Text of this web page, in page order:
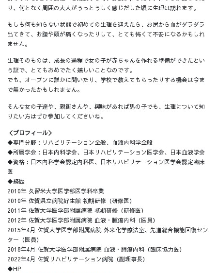
り、何となく周囲の大人がうっとうしく感じだした頃に生理は訪れます。
もしも何も知らない状態で初めての生理を迎えたら、お尻から血がダラダラ
出てきて、お腹や頭が痛くなったりして、とても怖くて不安になるかもしれ
ません。
生理そのものは、成長の過程で女の子が赤ちゃんを作れる準備ができたとい
う証で、とてもおめでたく嬉しいことなのです。
でも、オープンに誰かに聞いたり、学校で教えてもらったりする機会は今ま
で無かったかもしれません。
そんな女の子達や、親御さんや、興味があれば男の子でも、生理について知
りたい方はぜひ参加してくださいね。
＜プロフィール＞
◆専門分野：リハビリテーション全般、血液内科学全般
◆所属学会：日本内科学会、日本リハビリテーション医学会、日本血液学会
◆資格：日本内科学会認定内科医、日本リハビリテーション医学会認定臨床
医
◆経歴
2010年 久留米大学医学部医学科卒業
2010年 佐賀県立病院好生館 初期研修（研修医）
2011年 佐賀大学医学部附属病院 初期研修（研修医）
2012年 佐賀大学医学部附属病院 血液・腫瘍内科（医員）
2015年4月 佐賀大学医学部附属病院 外来化学療法室、先進総合機能回復セン
ター（医員）
2018年4月 佐賀大学医学部附属病院 血液・腫瘍内科（臨床協力医）
2022年4月 佐賀リハビリテーション病院（副理事長）
◆HP